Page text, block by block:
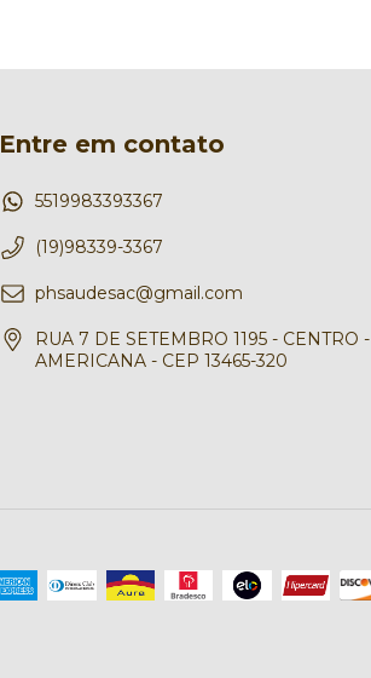
Entre em contato
5519983393367
(19)98339-3367
phsaudesac@gmail.com
RUA 7 DE SETEMBRO 1195 - CENTRO -
AMERICANA - CEP 13465-320